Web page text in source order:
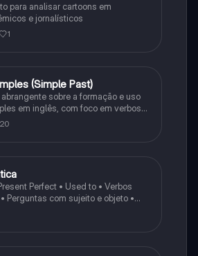
para analisar cartoons em
e jornalísticos
1
(Simple Past)
sobre a formação e uso
em inglês, com foco em verbos
frases negativas e
• Used to • Verbos
e incontáveis •
any, much, many…) •